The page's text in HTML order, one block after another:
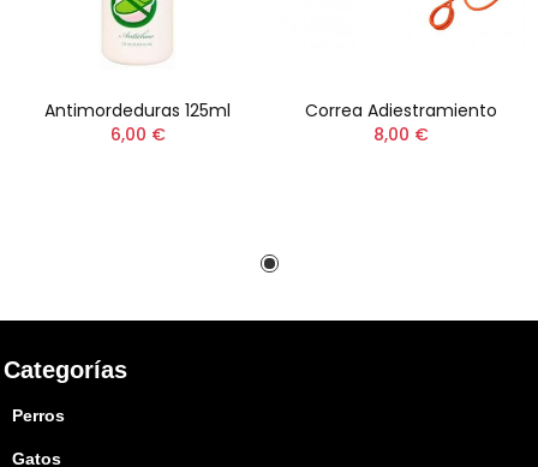
Antimordeduras 125ml
6,00 €
Correa Adiestramiento
8,00 €
Categorías
Perros
Gatos